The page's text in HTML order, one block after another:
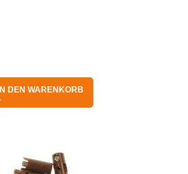
IN DEN WARENKORB